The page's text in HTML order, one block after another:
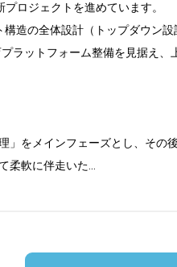
ロジェクトを進めています。
造の全体設計（トップダウン設
ラットフォーム整備を見据え
をメインフェーズとし、その
柔軟に伴走いた